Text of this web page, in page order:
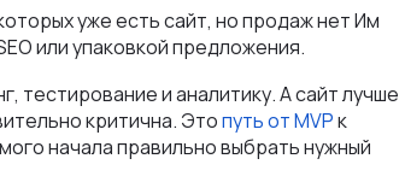
уже есть сайт, но продаж нет Им
или упаковкой предложения.
тестирование и аналитику. А сайт лучше
критична. Этопуть от MVPк
начала правильно выбрать нужный